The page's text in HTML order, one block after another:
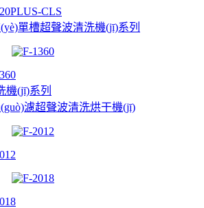
CLS
單槽超聲波清洗機(jī)系列
機(jī)系列
濾超聲波清洗烘干機(jī)